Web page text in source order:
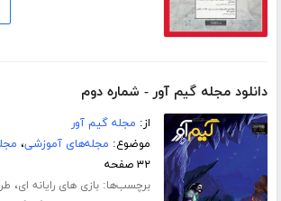
دانلود مجله گیم آور - شماره دوم
از: مجله گیم آور
موضوع: مجله‌های آموزشی،
۳۲ صفحه
برچسب‌ها:بازی های رایانه ای،